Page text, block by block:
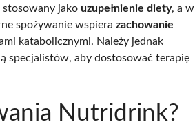
stosowany jako uzupełnienie diety, a w
spożywanie wspiera zachowanie
katabolicznymi. Należy jednak
specjalistów, aby dostosować terapię
Nutridrink?